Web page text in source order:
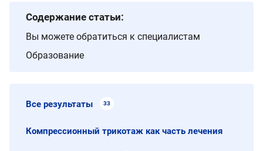
Содержание статьи:
Вы можете обратиться к специалистам
Образование
Все результаты 33
Компрессионный трикотаж как часть лечения